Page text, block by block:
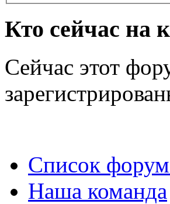
Кто сейчас на
Сейчас этот
Список
Наша команда